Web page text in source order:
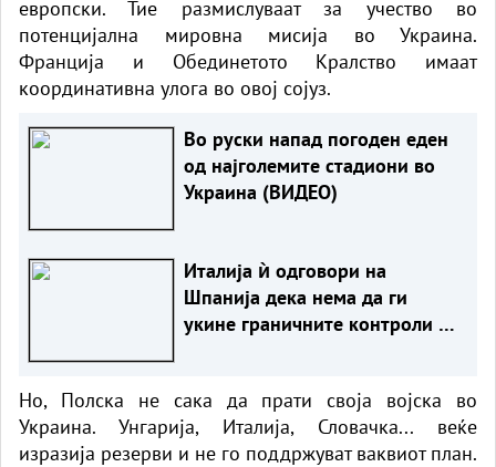
европски. Тие размислуваат за учество во
потенцијална мировна мисија во Украина.
Франција и Обединетото Кралство имаат
координативна улога во овој сојуз.
Во руски напад погоден еден
од најголемите стадиони во
Украина (ВИДЕО)
Италија ѝ одговори на
Шпанија дека нема да ги
укине граничните контроли сè
Но, Полска не сака да прати своја војска во
Украина. Унгарија, Италија, Словачка... веќе
изразија резерви и не го поддржуват ваквиот план.